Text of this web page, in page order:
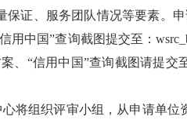
证、服务团队情况等要素。
用中国”查询截图提交至：
、 “信用中国”查询截图请提交
将组织评审小组，从申请单